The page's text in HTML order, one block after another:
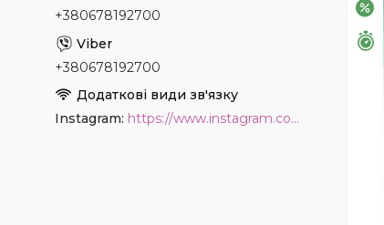
+380678192700
+380678192700
Instagram https://www.instagram.com/beauty.center.kyiv/